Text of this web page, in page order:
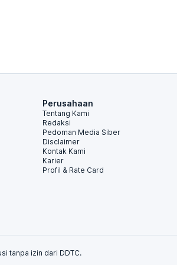
Perusahaan
Tentang Kami
Redaksi
Pedoman Media Siber
Disclaimer
Kontak Kami
Karier
Profil & Rate Card
tanpa izin dari DDTC.